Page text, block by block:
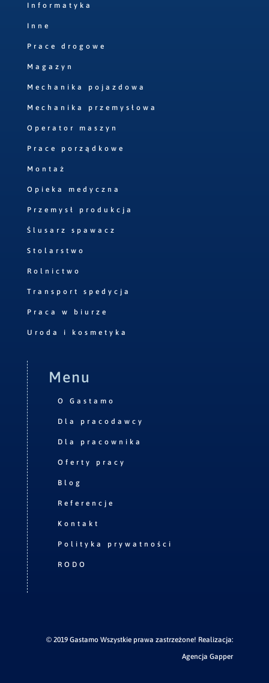
Informatyka
Inne
Prace drogowe
Magazyn
Mechanika pojazdowa
Mechanika przemysłowa
Operator maszyn
Prace porządkowe
Montaż
Opieka medyczna
Przemysł produkcja
Ślusarz spawacz
Stolarstwo
Rolnictwo
Transport spedycja
Praca w biurze
Uroda i kosmetyka
Menu
O Gastamo
Dla pracodawcy
Dla pracownika
Oferty pracy
Blog
Referencje
Kontakt
Polityka prywatności
RODO
© 2019 Gastamo Wszystkie prawa zastrzeżone! Realizacja:
Agencja Gapper